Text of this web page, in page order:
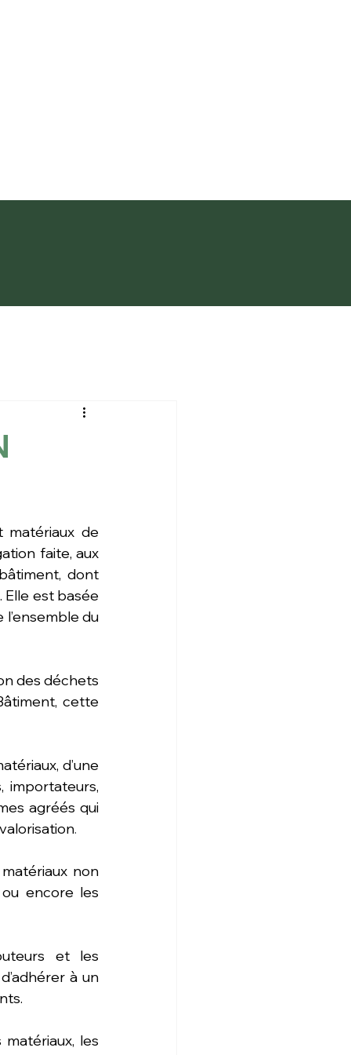
matériaux de
faite, aux
dont
est basée
du
des déchets
cette
d’une
importateurs,
agréés qui
.
non
encore les
et les
à un
les